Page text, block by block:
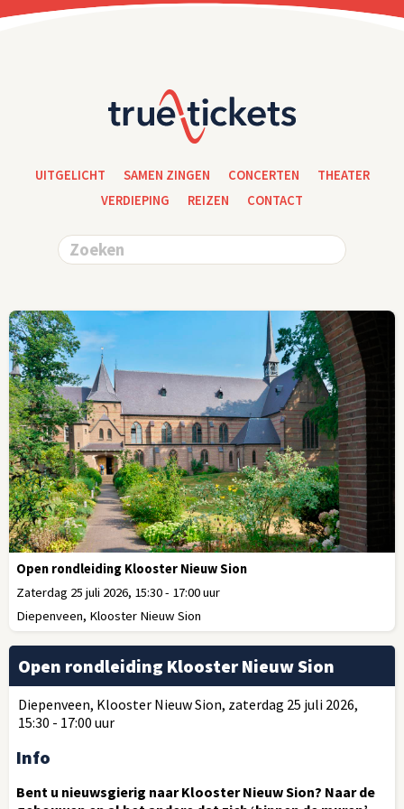
UITGELICHT SAMEN ZINGEN CONCERTEN
THEATER
VERDIEPING
REIZEN CONTACT
Open rondleiding Klooster Nieuw Sion
Zaterdag 25 juli 2026, 15:30 - 17:00 uur
Diepenveen, Klooster Nieuw Sion
Open rondleiding Klooster Nieuw Sion
Diepenveen, Klooster Nieuw Sion, zaterdag 25 juli 2026,
15:30 - 17:00 uur
Info
Bent u nieuwsgierig naar Klooster Nieuw Sion? Naar de